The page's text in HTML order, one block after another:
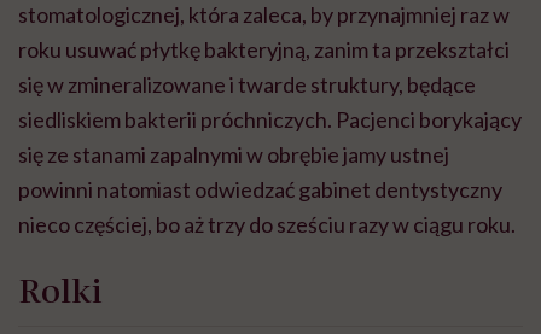
stomatologicznej, która zaleca, by przynajmniej raz w
roku usuwać płytkę bakteryjną, zanim ta przekształci
się w zmineralizowane i twarde struktury, będące
siedliskiem bakterii próchniczych. Pacjenci borykający
się ze stanami zapalnymi w obrębie jamy ustnej
powinni natomiast odwiedzać gabinet dentystyczny
nieco częściej, bo aż trzy do sześciu razy w ciągu roku.
Rolki